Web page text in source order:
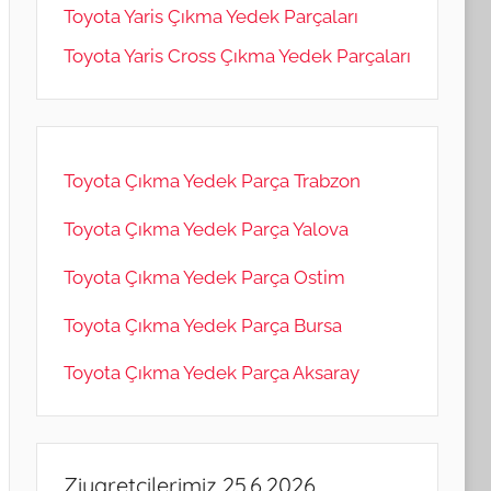
Toyota Yaris Çıkma Yedek Parçaları
Toyota Yaris Cross Çıkma Yedek Parçaları
Toyota Çıkma Yedek Parça Trabzon
Toyota Çıkma Yedek Parça Yalova
Toyota Çıkma Yedek Parça Ostim
Toyota Çıkma Yedek Parça Bursa
Toyota Çıkma Yedek Parça Aksaray
Ziyaretçilerimiz 25.6.2026